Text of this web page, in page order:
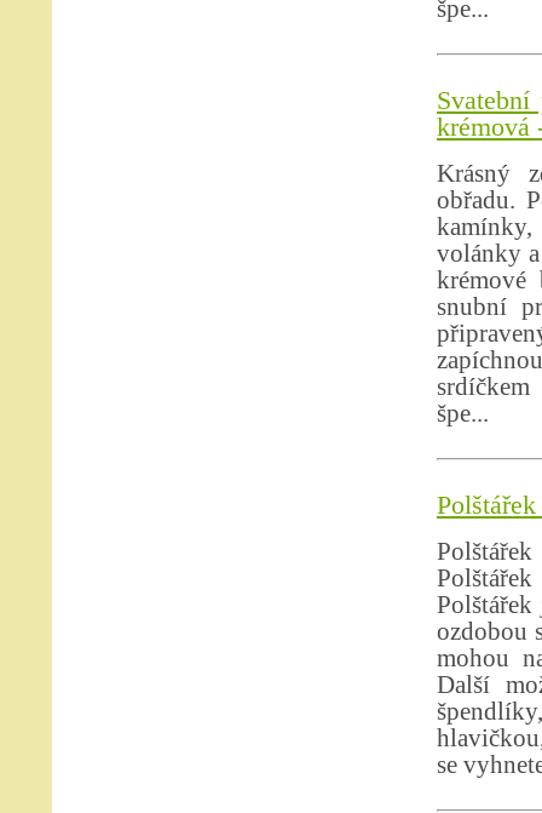
špe...
krémová
Krásný
obřadu.
kamínky,
volánky
krémové
snubní
špe...
ozdobou
mohou
Další
se